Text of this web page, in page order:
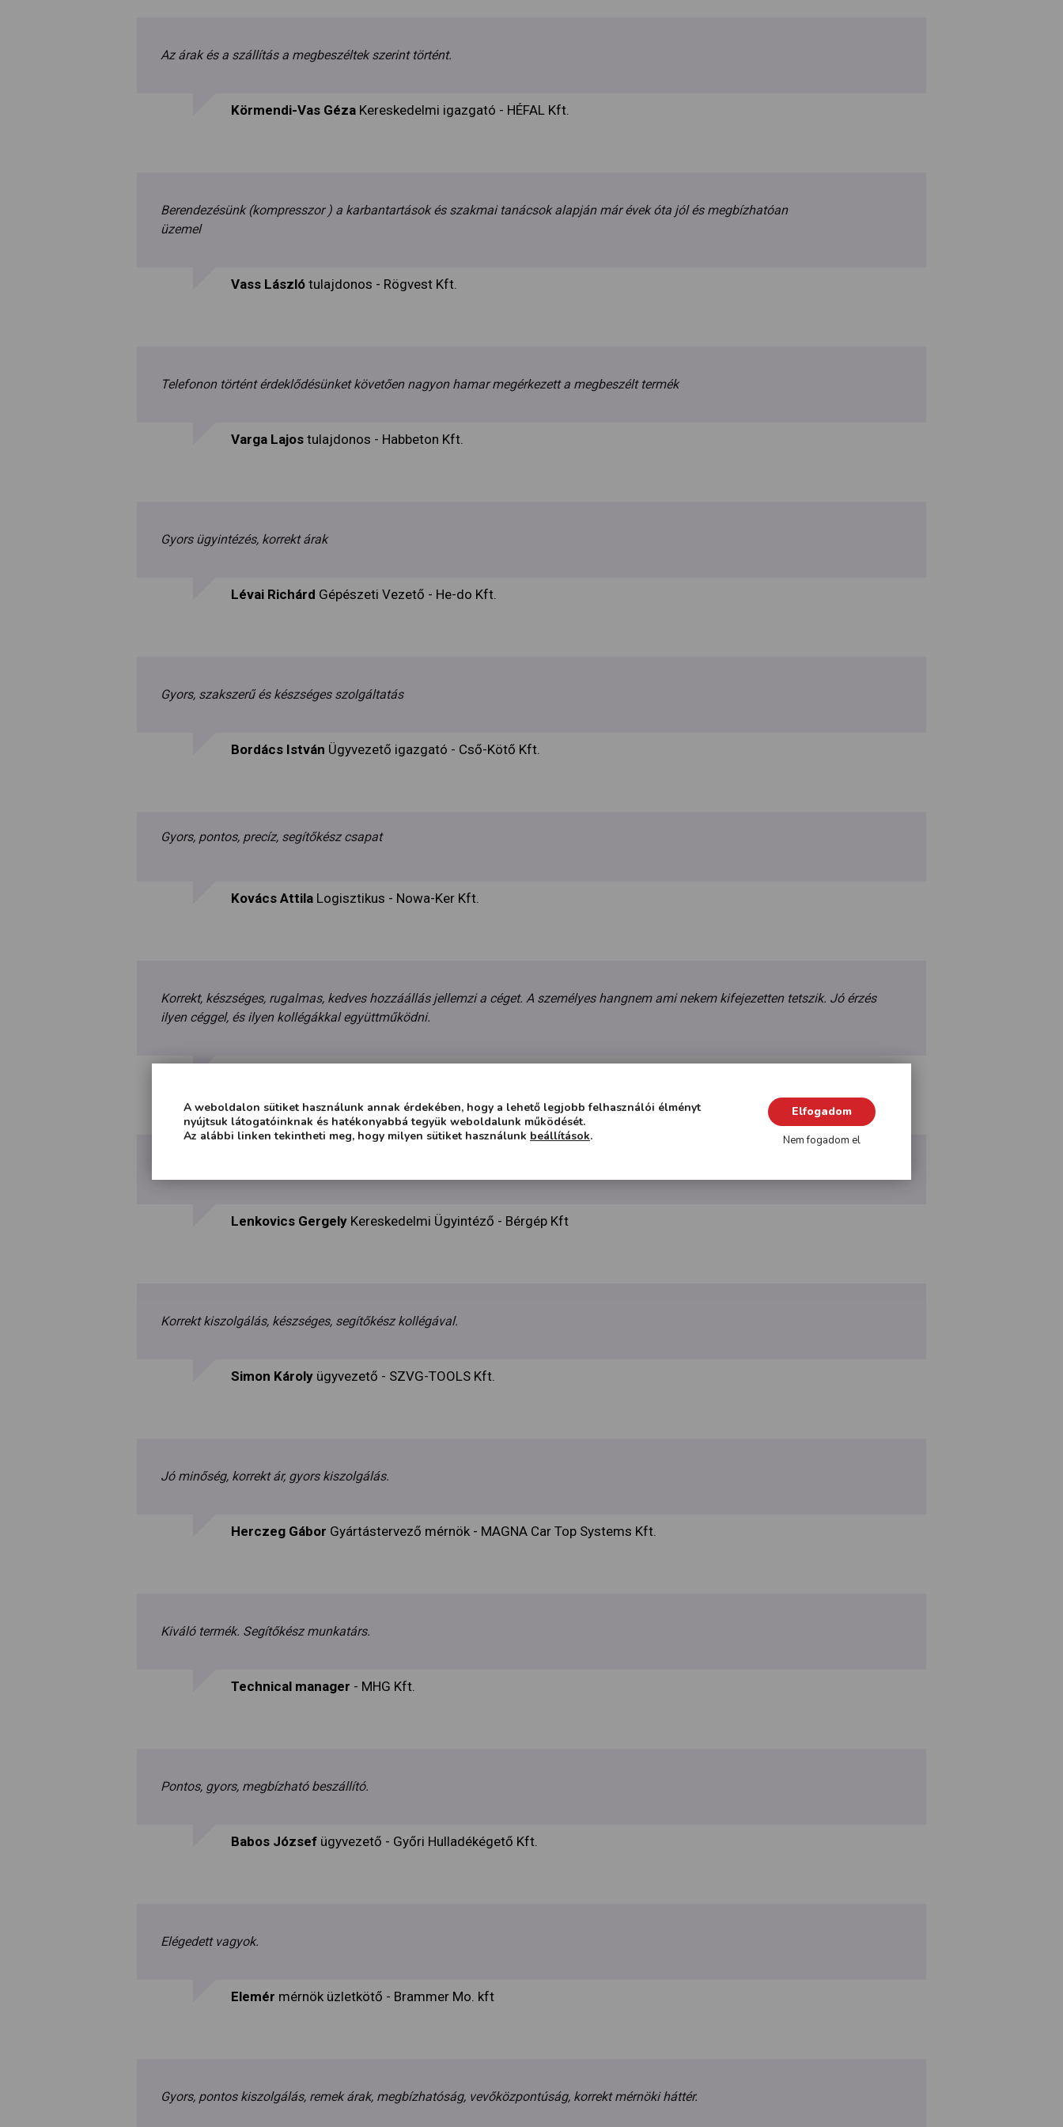
Az árak és a szállítás a megbeszéltek szerint történt.
Körmendi-Vas Géza Kereskedelmi igazgató - HÉFAL Kft.
Berendezésünk (kompresszor ) a karbantartások és szakmai tanácsok alapján már évek óta jól és megbízhatóan
üzemel
Vass László tulajdonos - Rögvest Kft.
Telefonon történt érdeklődésünket követően nagyon hamar megérkezett a megbeszélt termék
Varga Lajos tulajdonos - Habbeton Kft.
Gyors ügyintézés, korrekt árak
Lévai Richárd Gépészeti Vezető - He-do Kft.
Gyors, szakszerű és készséges szolgáltatás
Bordács István Ügyvezető igazgató - Cső-Kötő Kft.
Gyors, pontos, precíz, segítőkész csapat
Kovács Attila Logisztikus - Nowa-Ker Kft.
Korrekt, készséges, rugalmas, kedves hozzáállás jellemzi a céget. A személyes hangnem ami nekem kifejezetten tetszik. Jó érzés
ilyen céggel, és ilyen kollégákkal együttműködni.
Lenkovics Gergely Kereskedelmi Ügyintéző - Bérgép Kft
Korrekt kiszolgálás, készséges, segítőkész kollégával.
Simon Károly ügyvezető - SZVG-TOOLS Kft.
Jó minőség, korrekt ár, gyors kiszolgálás.
Herczeg Gábor Gyártástervező mérnök - MAGNA Car Top Systems Kft.
Kiváló termék. Segítőkész munkatárs.
Technical manager - MHG Kft.
Pontos, gyors, megbízható beszállító.
Babos József ügyvezető - Győri Hulladékégető Kft.
Elégedett vagyok.
Elemér mérnök üzletkötő - Brammer Mo. kft
Gyors, pontos kiszolgálás, remek árak, megbízhatóság, vevőközpontúság, korrekt mérnöki háttér.
A weboldalon sütiket használunk annak érdekében, hogy a lehető legjobb felhasználói élményt
nyújtsuk látogatóinknak és hatékonyabbá tegyük weboldalunk működését.
Az alábbi linken tekintheti meg, hogy milyen sütiket használunk beállítások.
Elfogadom
Nem fogadom el